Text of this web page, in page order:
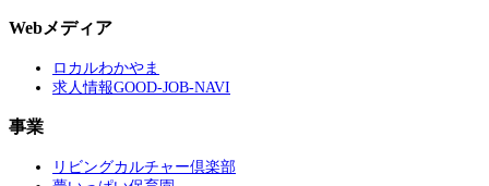
Webメディア
ロカルわかやま
求人情報GOOD-JOB-NAVI
事業
リビングカルチャー倶楽部